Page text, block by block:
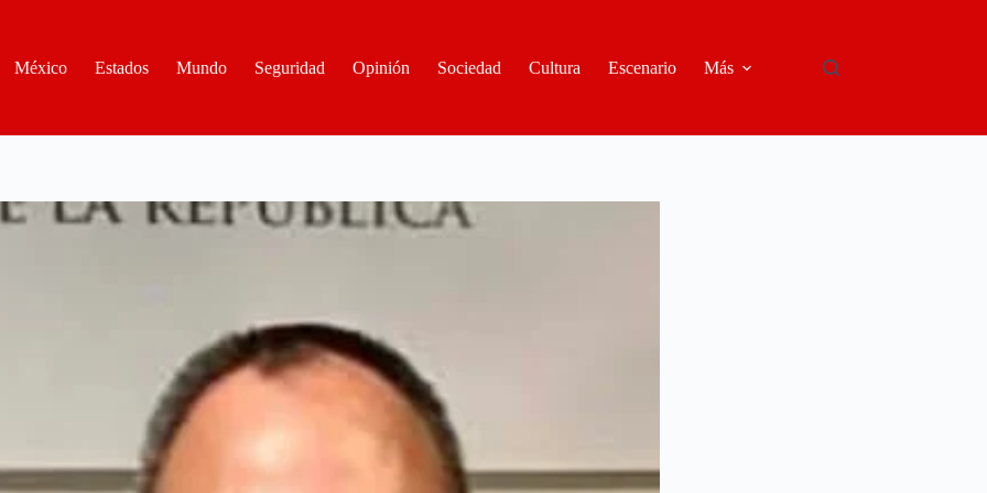
México
Estados Mundo Seguridad Opinión Sociedad Cultura Escenario Más